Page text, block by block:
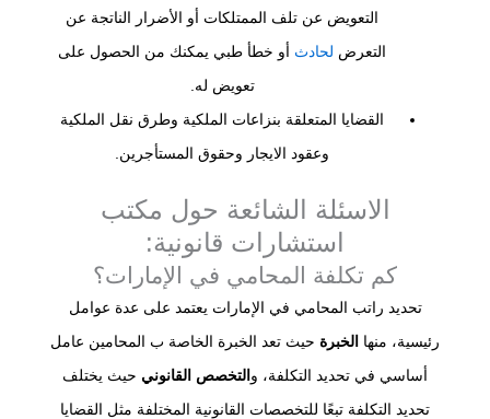
التعويض عن تلف الممتلكات أو الأضرار الناتجة عن
التعرض لحادث أو خطأ طبي يمكنك من الحصول على
تعويض له.
القضايا المتعلقة بنزاعات الملكية وطرق نقل الملكية
وعقود الايجار وحقوق المستأجرين.
الاسئلة الشائعة حول مكتب
استشارات قانونية:
كم تكلفة المحامي في الإمارات؟
تحديد راتب المحامي في الإمارات يعتمد على عدة عوامل
رئيسية، منها الخبرة حيث تعد الخبرة الخاصة ب المحامين عامل
أساسي في تحديد التكلفة، و التخصص القانوني حيث يختلف
تحديد التكلفة تبعًا للتخصصات القانونية المختلفة مثل القضايا